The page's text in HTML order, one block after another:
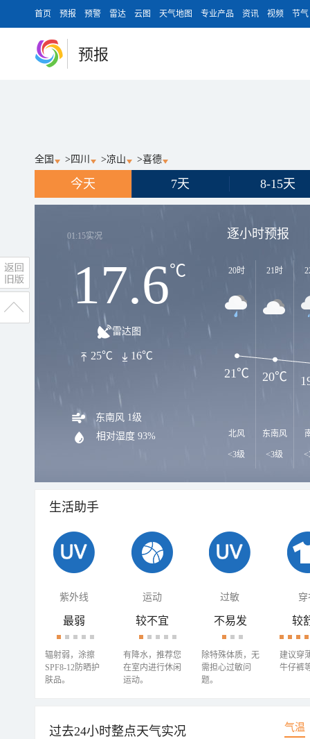
首页 预报 预警 雷达 云图 天气地图 专业产品 资讯 视频 节气
预报
全国 > 四川 >凉山 >喜德
今天 7天 8-15天
01:15实况
17.6℃
雷达图
25℃ 16℃
东南风 1级
相对湿度 93%
逐小时预报
20时
北风
<3级
21时
东南风
<3级
21℃ 20℃
生活助手
紫外线 运动 过敏 穿
最弱
辐射弱，涂擦
SPF8-12防晒护
肤品。
较不宜
有降水，推荐您
在室内进行休闲
运动。
不易发
除特殊体质，无
需担心过敏问
题。
较
建议穿
牛仔裤
过去24小时整点天气实况 气温